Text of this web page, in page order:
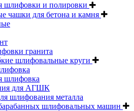
шлифовки и полировки
чашки для бетона и камня
гранита
шлифовальные круги
шлифовка
для АГШК
шлифования металла
шлифовальных машин